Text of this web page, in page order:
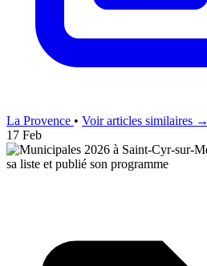
La Provence • Voir articles similaires →
17 Feb